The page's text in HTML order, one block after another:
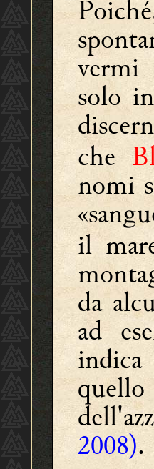
vermi
solo
che
nomi
il
da
ad
2008).